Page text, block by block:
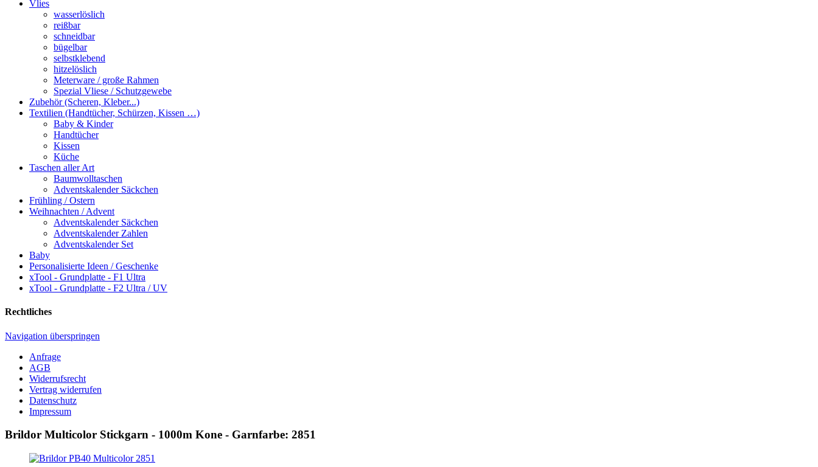
Vlies
wasserlöslich
reißbar
schneidbar
bügelbar
selbstklebend
hitzelöslich
Meterware / große Rahmen
Spezial Vliese / Schutzgewebe
Zubehör (Scheren, Kleber...)
Textilien (Handtücher, Schürzen, Kissen …)
Baby & Kinder
Handtücher
Kissen
Küche
Taschen aller Art
Baumwolltaschen
Adventskalender Säckchen
Frühling / Ostern
Weihnachten / Advent
Adventskalender Säckchen
Adventskalender Zahlen
Adventskalender Set
Baby
Personalisierte Ideen / Geschenke
xTool - Grundplatte - F1 Ultra
xTool - Grundplatte - F2 Ultra / UV
Rechtliches
Navigation überspringen
Anfrage
AGB
Widerrufsrecht
Vertrag widerrufen
Datenschutz
Impressum
Brildor Multicolor Stickgarn - 1000m Kone - Garnfarbe: 2851